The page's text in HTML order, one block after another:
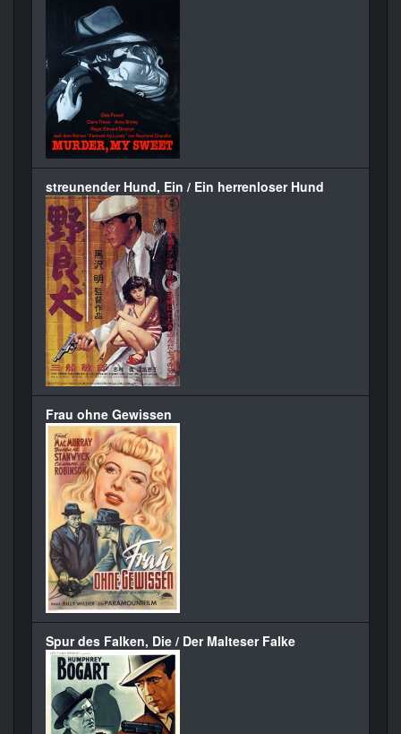
streunender Hund, Ein / Ein herrenloser Hund
Frau ohne Gewissen
Spur des Falken, Die / Der Malteser Falke